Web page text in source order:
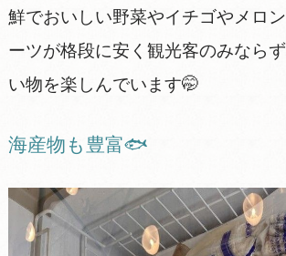
鮮でおいしい野菜やイチゴやメロ
ーツが格段に安く観光客のみなら
い物を楽しんでいます🤭
海産物も豊富🐟